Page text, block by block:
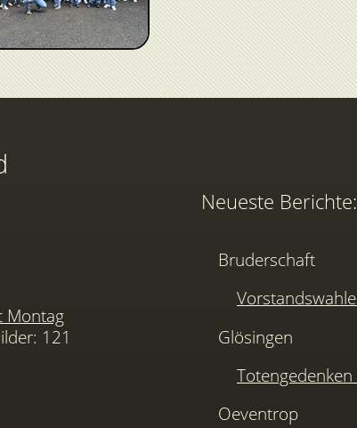
Montag
121
Neueste Berichte:
Bruderschaft
Glösingen
Oeventrop